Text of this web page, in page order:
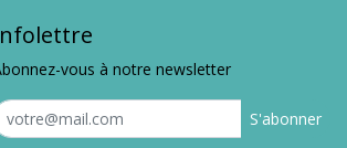
vous à notre newsletter
S'abonner